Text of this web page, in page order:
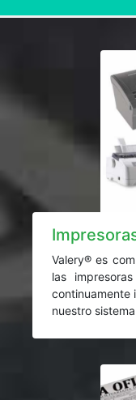
Valery® es
las
continuamente
nuestro